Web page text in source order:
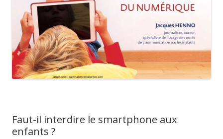
Faut-il interdire le smartphone aux
enfants ?